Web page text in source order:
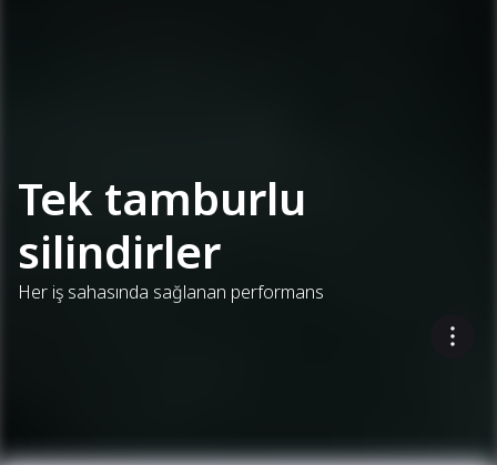
Tek tamburlu
silindirler
Her iş sahasında sağlanan performans